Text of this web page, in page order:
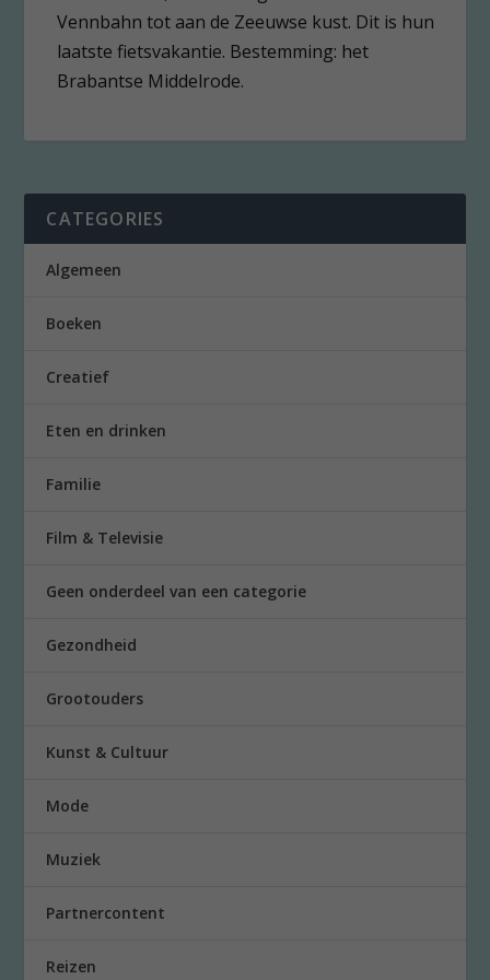
Vennbahn tot aan de Zeeuwse kust. Dit is hun
laatste fietsvakantie. Bestemming: het
Brabantse Middelrode.
CATEGORIES
Algemeen
Boeken
Creatief
Eten en drinken
Familie
Film & Televisie
Geen onderdeel van een categorie
Gezondheid
Grootouders
Kunst & Cultuur
Mode
Muziek
Partnercontent
Reizen